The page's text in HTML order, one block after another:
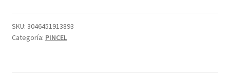
cantidad
SKU: 3046451913893
Categoría: PINCEL